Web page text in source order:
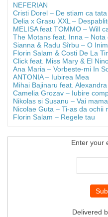
NEFERIAN
Cristi Dorel – De stiam ca
Delia x Grasu XXL –
MELISA feat TOMMO – Will
The Motans feat. Inna – Nota
Sianna & Radu Sîrbu – O
Florin Salam & Costi De La
Click feat. Miss Mary & El
Ana Maria – Vorbeste-mi In
ANTONIA – Iubirea Mea
Mihai Bajinaru feat.
Camelia Grozav – Iubire
Nikolas si Susanu – Vai
Nicolae Guta – Ti-as da ochii
Florin Salam – Regele tau
Enter your
Delivered